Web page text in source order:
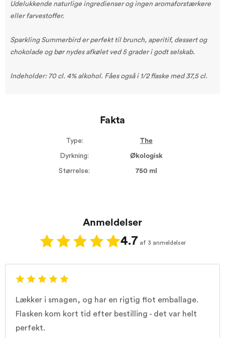
Udelukkende naturlige ingredienser og ingen aromaforstærkere
eller farvestoffer.
Sparkling Summerbird er perfekt til brunch, aperitif, dessert og
chokolade og bør nydes afkølet ved 5 grader i godt selskab.
Indeholder: 70 cl. 4% alkohol. Fåes også i 1/2 flaske med 37,5 cl.
Fakta
Type: The
Dyrkning: Økologisk
Størrelse: 750 ml
Anmeldelser
4.7 af 3 anmeldelser
Lækker i smagen, og har en rigtig flot emballage.
Flasken kom kort tid efter bestilling - det var helt
perfekt.